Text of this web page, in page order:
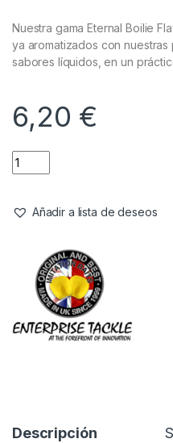
Nuestra gama Eternal Boilie
ya aromatizados con
sabores líquidos, en un
6,20 €
Añadir a lista de deseos
Descripción